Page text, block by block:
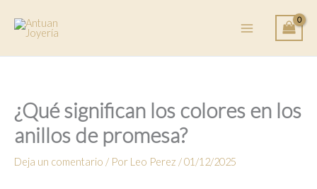
contenido
¿Qué significan los colores en los
anillos de promesa?
Deja un comentario / Por Leo Perez /01/12/2025